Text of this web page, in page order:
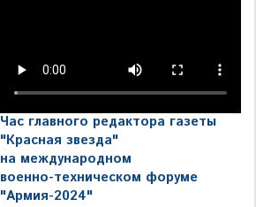
Час главного редактора газеты
"Красная звезда"
на международном
военно-техническом форуме
"Армия-2024"